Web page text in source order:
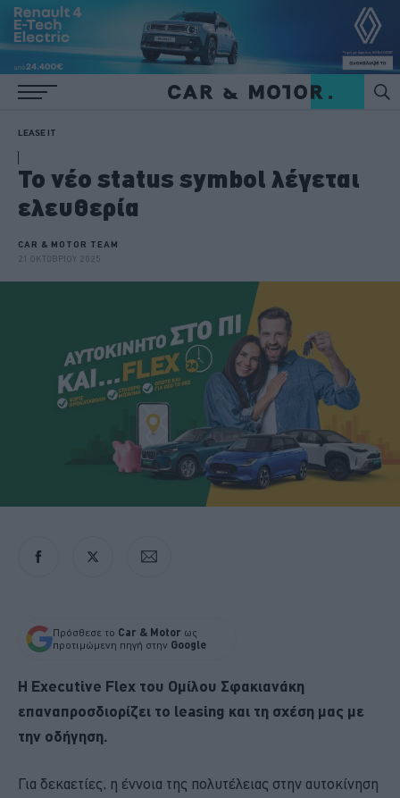
LEASE IT
Το νέο status symbol λέγεται
ελευθερία
CAR & MOTOR TEAM
21 ΟΚΤΩΒΡΙΟΥ 2025
Πρόσθεσε το Car & Motor ως
προτιμώμενη πηγή στην Google
Η Executive Flex του Ομίλου Σφακιανάκη
επαναπροσδιορίζει το leasing και τη σχέση μας με
την οδήγηση.
Για δεκαετίες, η έννοια της πολυτέλειας στην αυτοκίνηση